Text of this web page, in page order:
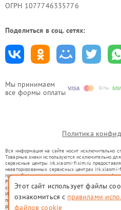
Мы принимаем
все формы оплаты
ОГРН 1077746335776
Поделиться в соц. сетях:
Политика
Вся информация на сайте носит исключительно
Товарные знаки используются исключительно
сервисные центры irk.xiaomi-fixim.ru
неавторизованных сервисных центрах
правообладателями товарных знаков или их
Ремонт осуществляется для устройств, уже
со статьей 1487 ГК РФ.
Использование товарных знаков не преследует
потребителей в заблуждение, а служит для
ремонту техники указанных брендов.
Этот сайт использует файлы
ознакомиться с правилами
файлов cookie